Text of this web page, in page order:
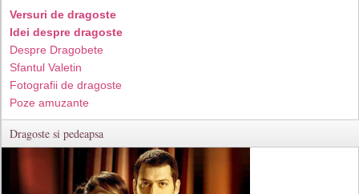
Versuri de dragoste
Idei despre dragoste
Despre Dragobete
Sfantul Valetin
Fotografii de dragoste
Poze amuzante
Dragoste si pedeapsa